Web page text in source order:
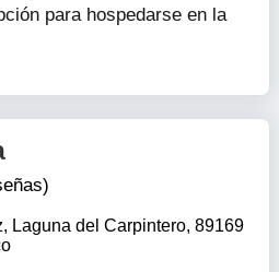
para hospedarse en la
Laguna del Carpintero, 89169